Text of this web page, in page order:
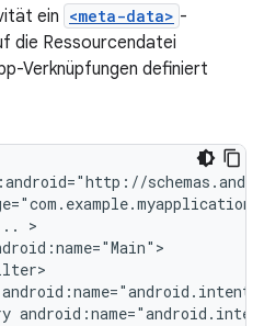
ein <meta-data> -
die Ressourcendatei
Verknüpfungen definiert